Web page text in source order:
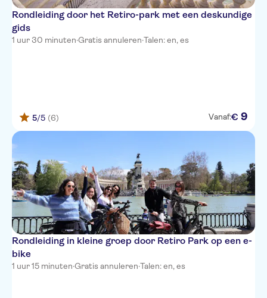
Rondleiding door het Retiro-park met een deskundige
gids
1 uur 30 minuten·Gratis annuleren·Talen: en, es
5/5 (6) Vanaf:€ 9
Rondleiding in kleine groep door Retiro Park op een e-
bike
1 uur 15 minuten·Gratis annuleren·Talen: en, es